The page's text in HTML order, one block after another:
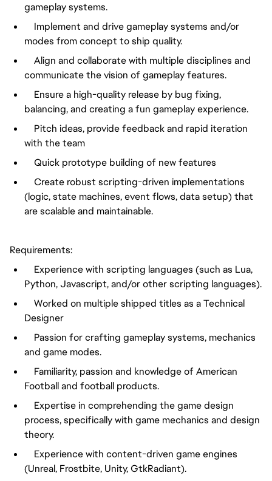
gameplay systems.
Implement and drive gameplay systems and/or
modes from concept to ship quality.
Align and collaborate with multiple disciplines and
communicate the vision of gameplay features.
Ensure a high-quality release by bug fixing,
balancing, and creating a fun gameplay experience.
Pitch ideas, provide feedback and rapid iteration
with the team
Quick prototype building of new features
Create robust scripting-driven implementations
(logic, state machines, event flows, data setup) that
are scalable and maintainable.
Requirements:
Experience with scripting languages (such as Lua,
Python, Javascript, and/or other scripting languages).
Worked on multiple shipped titles as a Technical
Designer
Passion for crafting gameplay systems, mechanics
and game modes.
Familiarity, passion and knowledge of American
Football and football products.
Expertise in comprehending the game design
process, specifically with game mechanics and design
theory.
Experience with content-driven game engines
(Unreal, Frostbite, Unity, GtkRadiant).